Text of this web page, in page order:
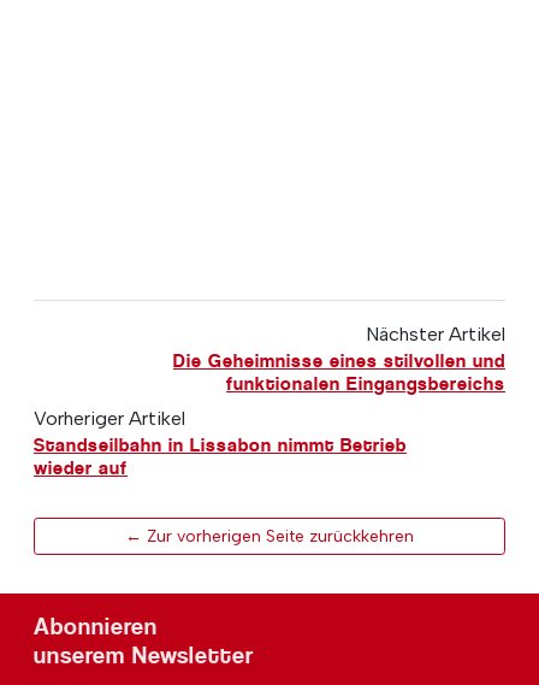
Nächster Artikel
Die Geheimnisse eines stilvollen und
funktionalen Eingangsbereichs
Vorheriger Artikel
Standseilbahn in Lissabon nimmt Betrieb
wieder auf
← Zur vorherigen Seite zurückkehren
Abonnieren
unserem Newsletter